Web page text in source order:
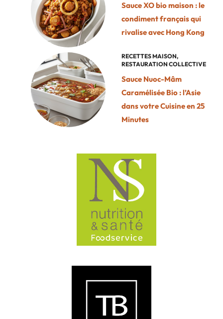
Sauce XO bio maison : le
condiment français qui
rivalise avec Hong Kong
RECETTES MAISON,
RESTAURATION COLLECTIVE
Sauce Nuoc-Mâm
Caramélisée Bio : l’Asie
dans votre Cuisine en 25
Minutes